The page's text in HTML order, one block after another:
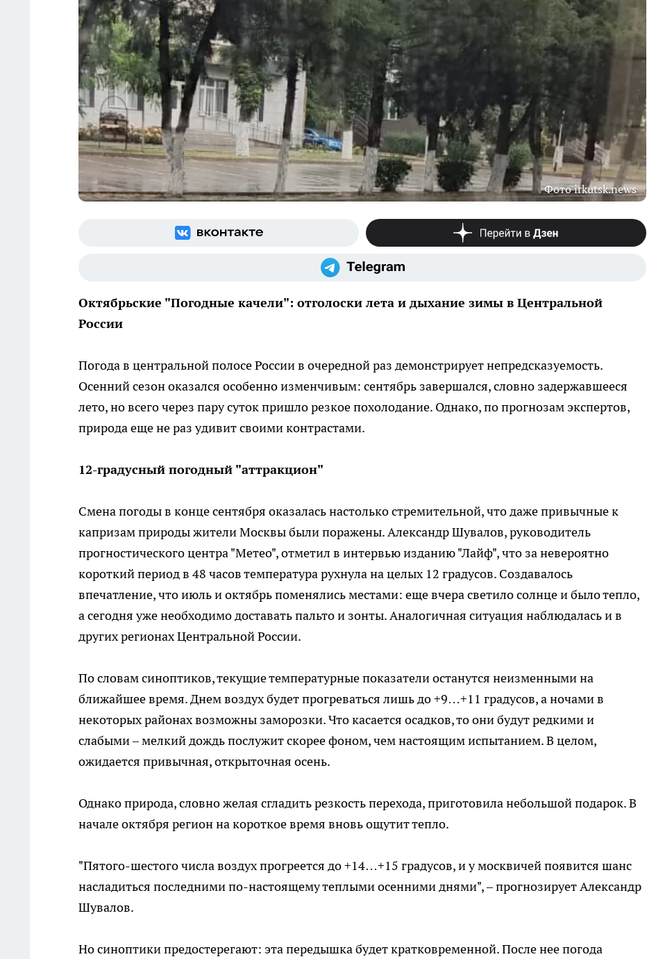
Фото irkutsk.news
Октябрьские "Погодные качели": отголоски лета и дыхание зимы в Центральной
России
Погода в центральной полосе России в очередной раз демонстрирует непредсказуемость.
Осенний сезон оказался особенно изменчивым: сентябрь завершался, словно задержавшееся
лето, но всего через пару суток пришло резкое похолодание. Однако, по прогнозам экспертов,
природа еще не раз удивит своими контрастами.
12-градусный погодный "аттракцион"
Смена погоды в конце сентября оказалась настолько стремительной, что даже привычные к
капризам природы жители Москвы были поражены. Александр Шувалов, руководитель
прогностического центра "Метео", отметил в интервью изданию "Лайф", что за невероятно
короткий период в 48 часов температура рухнула на целых 12 градусов. Создавалось
впечатление, что июль и октябрь поменялись местами: еще вчера светило солнце и было тепло,
а сегодня уже необходимо доставать пальто и зонты. Аналогичная ситуация наблюдалась и в
других регионах Центральной России.
По словам синоптиков, текущие температурные показатели останутся неизменными на
ближайшее время. Днем воздух будет прогреваться лишь до +9…+11 градусов, а ночами в
некоторых районах возможны заморозки. Что касается осадков, то они будут редкими и
слабыми – мелкий дождь послужит скорее фоном, чем настоящим испытанием. В целом,
ожидается привычная, открыточная осень.
Однако природа, словно желая сгладить резкость перехода, приготовила небольшой подарок. В
начале октября регион на короткое время вновь ощутит тепло.
"Пятого-шестого числа воздух прогреется до +14…+15 градусов, и у москвичей появится шанс
насладиться последними по-настоящему теплыми осенними днями", – прогнозирует Александр
Шувалов.
Но синоптики предостерегают: эта передышка будет кратковременной. После нее погода